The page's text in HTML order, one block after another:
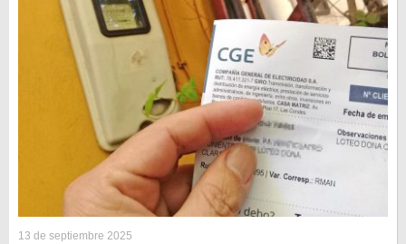
13 de septiembre 2025